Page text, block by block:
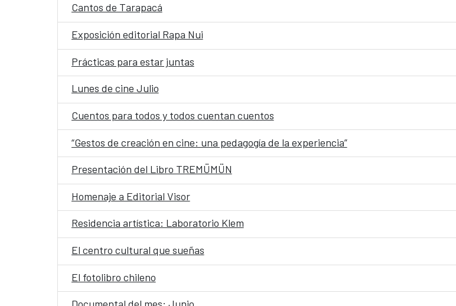
Cantos de Tarapacá
Exposición editorial Rapa Nui
Prácticas para estar juntas
Lunes de cine Julio
Cuentos para todos y todos cuentan cuentos
“Gestos de creación en cine: una pedagogía de la experiencia”
Presentación del Libro TREMÜMÜN
Homenaje a Editorial Visor
Residencia artística: Laboratorio Klem
El centro cultural que sueñas
El fotolibro chileno